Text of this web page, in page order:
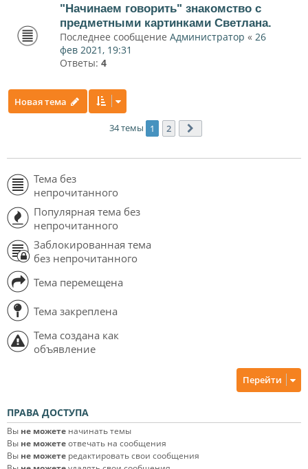
"Начинаем говорить" знакомство с
предметными картинками Светлана.
Последнее сообщение Администратор « 26
фев 2021, 19:31
Ответы: 4
Новая тема
34 темы 1 2
Тема без
непрочитанного
Популярная тема без
непрочитанного
Заблокированная тема
без непрочитанного
Тема перемещена
Тема закреплена
Тема создана как
объявление
Перейти
ПРАВА ДОСТУПА
Вы не можете начинать темы
Вы не можетеотвечать на сообщения
Вы не можете редактировать свои сообщения